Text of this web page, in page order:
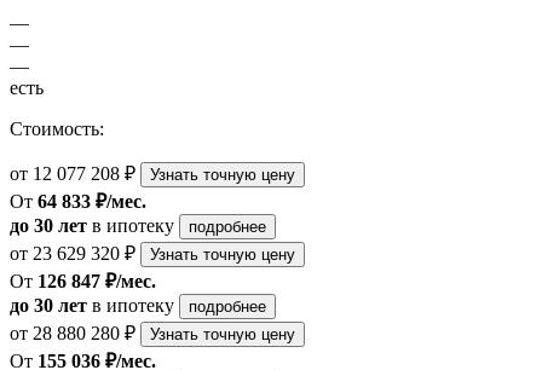
—
—
—
есть
Стоимость:
от 12 077 208 ₽ Узнать точную цену
От 64 833 ₽/мес.
до 30 лет в ипотеку подробнее
от 23 629 320 ₽ Узнать точную цену
От 126 847 ₽/мес.
до 30 лет в ипотеку подробнее
от 28 880 280 ₽ Узнать точную цену
От 155 036 ₽/мес.